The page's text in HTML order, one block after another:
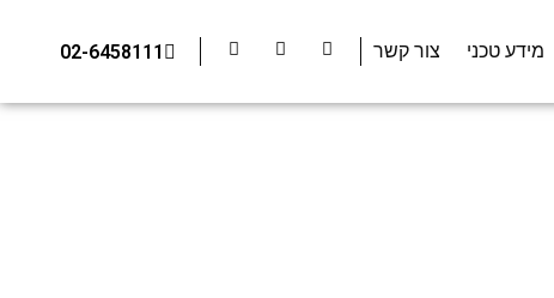
מידע טכני צור קשר 02-6458111